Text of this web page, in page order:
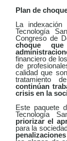
Plan de
La
Tecnología
Congreso de
choque
financiero de
de
calidad que
tratamiento
continúan
crisis en la
Este paquete
Tecnología
priorizar el
para la